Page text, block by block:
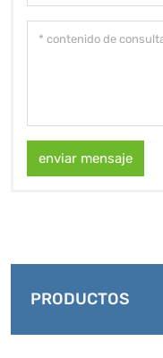
enviar mensaje
PRODUCTOS